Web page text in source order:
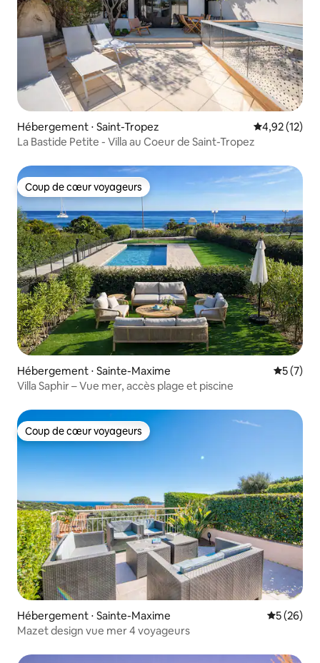
Hébergement ⋅ Saint-Tropez Évaluation
4,92 (12)
La Bastide Petite - Villa au Coeur de Saint-Tropez
Coup de cœur voyageurs
Coup de cœur voyageurs
Hébergement ⋅ Sainte-Maxime
5 (7)
Villa Saphir – Vue mer, accès plage et piscine
Coup de cœur voyageurs
Coup de cœur voyageurs
Hébergement ⋅ Sainte-Maxime
5 (26)
Mazet design vue mer 4 voyageurs